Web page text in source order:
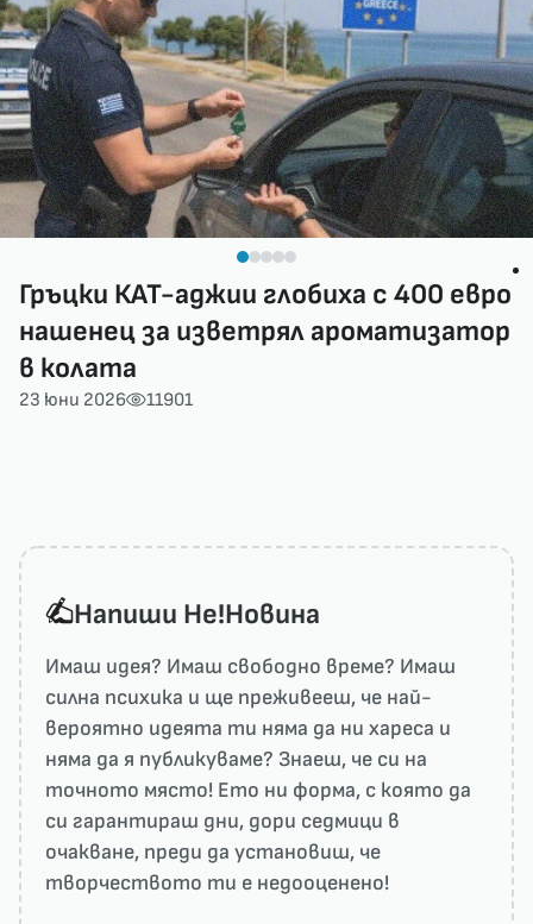
Гръцки КАТ-аджии глобиха с 400 евро
нашенец за изветрял ароматизатор
в колата
23 юни 2026 11901
Напиши He!Новина
Имаш идея? Имаш свободно време? Имаш
силна психика и ще преживееш, че най-
вероятно идеята ти няма да ни харесa и
няма да я публикуваме? Знаеш, че си на
точното място! Ето ни форма, с която да
си гарантираш дни, дори седмици в
очакване, преди да установиш, че
творчеството ти е недооценено!